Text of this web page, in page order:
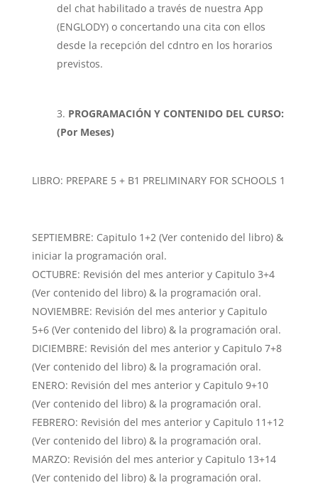
del chat habilitado a través de nuestra App
(ENGLODY) o concertando una cita con ellos
desde la recepción del cdntro en los horarios
previstos.
PROGRAMACIÓN Y CONTENIDO DEL CURSO:
(Por Meses)
LIBRO: PREPARE 5 + B1 PRELIMINARY FOR SCHOOLS 1
SEPTIEMBRE: Capitulo 1+2 (Ver contenido del libro) &
iniciar la programación oral.
OCTUBRE: Revisión del mes anterior y Capitulo 3+4
(Ver contenido del libro) & la programación oral.
NOVIEMBRE: Revisión del mes anterior y Capitulo
5+6 (Ver contenido del libro) & la programación oral.
DICIEMBRE: Revisión del mes anterior y Capitulo 7+8
(Ver contenido del libro) & la programación oral.
ENERO: Revisión del mes anterior y Capitulo 9+10
(Ver contenido del libro) & la programación oral.
FEBRERO: Revisión del mes anterior y Capitulo 11+12
(Ver contenido del libro) & la programación oral.
MARZO: Revisión del mes anterior y Capitulo 13+14
(Ver contenido del libro) & la programación oral.